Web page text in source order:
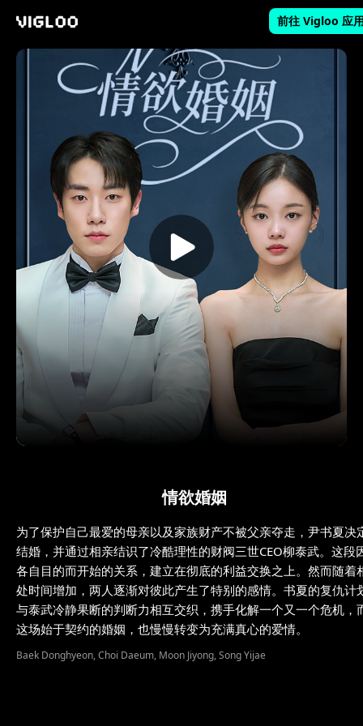
前往 Vigloo 应
情欲婚姻
为了保护自己最爱的母亲以及家族财产不被父亲夺走，尹书夏决
结婚，并通过相亲结识了冷酷理性的财阀三世CEO柳泰武。这段
各自目的而开始的关系，建立在彻底的利益交换之上。然而随着
处时间增加，两人逐渐对彼此产生了特别的感情。书夏的复仇计
与泰武冷静果断的判断力相互交织，携手化解一个又一个危机，
这场始于契约的婚姻，也慢慢转变为充满真心的爱情。
Baek Donghyeon, Choi Daeum, Moon Jiyong, Song Yijae